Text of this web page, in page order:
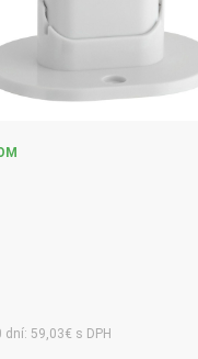
59,03€ s DPH